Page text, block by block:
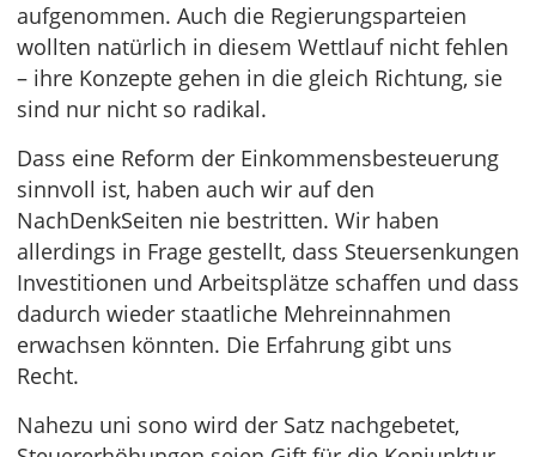
aufgenommen. Auch die Regierungsparteien
wollten natürlich in diesem Wettlauf nicht fehlen
– ihre Konzepte gehen in die gleich Richtung, sie
sind nur nicht so radikal.
Dass eine Reform der Einkommensbesteuerung
sinnvoll ist, haben auch wir auf den
NachDenkSeiten nie bestritten. Wir haben
allerdings in Frage gestellt, dass Steuersenkungen
Investitionen und Arbeitsplätze schaffen und dass
dadurch wieder staatliche Mehreinnahmen
erwachsen könnten. Die Erfahrung gibt uns
Recht.
Nahezu uni sono wird der Satz nachgebetet,